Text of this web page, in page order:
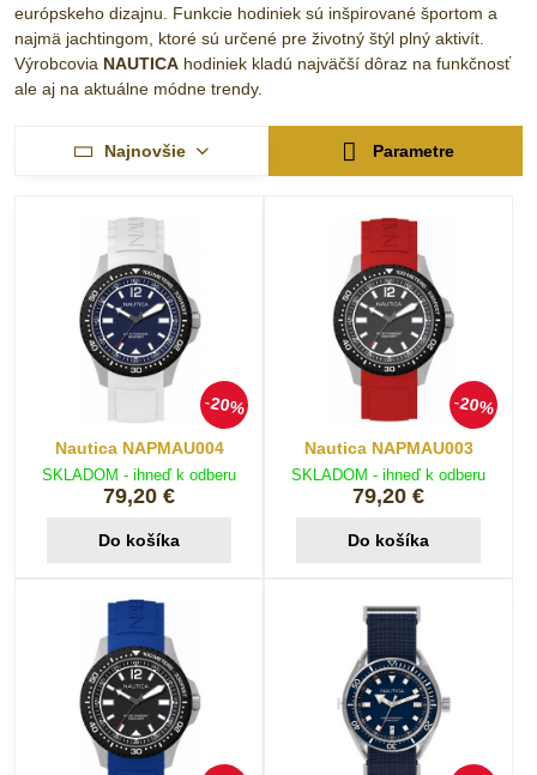
európskeho dizajnu. Funkcie hodiniek sú inšpirované športom a
najmä jachtingom, ktoré sú určené pre životný štýl plný aktivít.
Výrobcovia NAUTICA hodiniek kladú najväčší dôraz na funkčnosť
ale aj na aktuálne módne trendy.
Najnovšie Parametre
20%
Nautica NAPMAU004
SKLADOM - ihneď k odberu
79,20 €
Do košíka
20%
Nautica NAPMAU003
SKLADOM - ihneď k odberu
79,20 €
Do košíka